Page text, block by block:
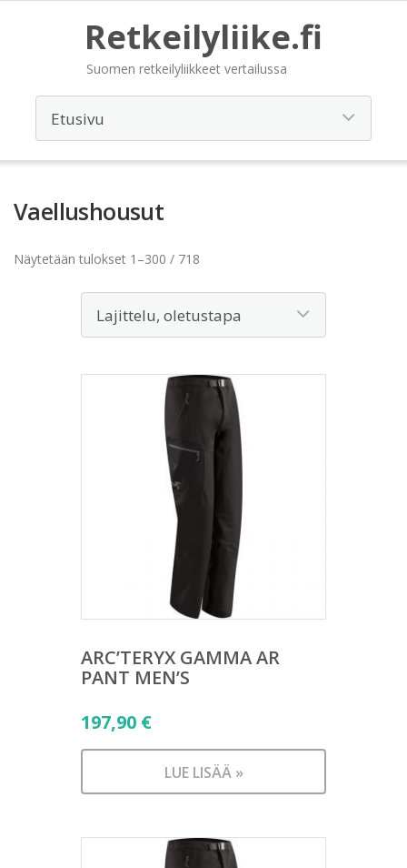
Retkeilyliike.fi
Suomen retkeilyliikkeet vertailussa
Vaellushousut
Näytetään tulokset 1–300 / 718
ARC’TERYX GAMMA AR
PANT MEN’S
197,90 €
LUE LISÄÄ »